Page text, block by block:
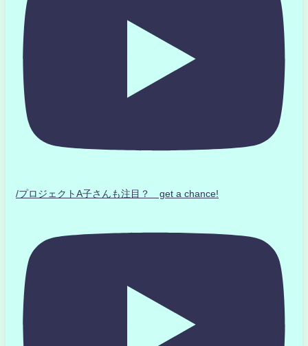
/プロジェクトA子さんも注目？ get a chance!